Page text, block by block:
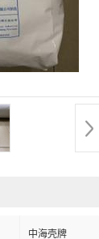
中海壳牌